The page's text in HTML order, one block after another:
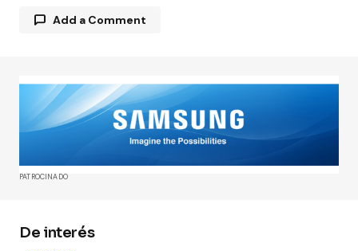
Add a Comment
Tu dirección de correo electrónico no será
publicada.Los campos obligatorios están
marcados con*
Comment*
PATROCINADO
De interés